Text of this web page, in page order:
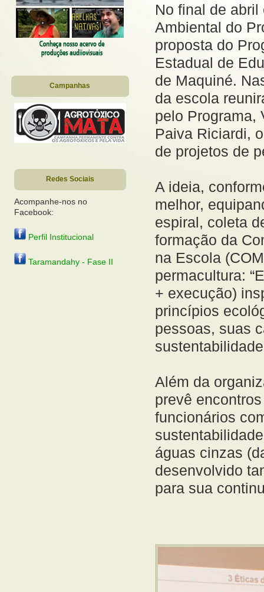
Campanhas
Redes Sociais
Acompanhe-nos no
Facebook:
Perfil Institucional
Taramandahy - Fase II
No final de
Ambiental do
proposta do
Estadual de
de Maquiné.
da escola
pelo Programa,
Paiva Riciardi,
de projetos de
A ideia,
melhor,
espiral, coleta
formação da
na Escola
permacultura:
+ execução)
princípios
pessoas, suas
Além da
prevê
funcionários
águas cinzas
desenvolvido
para sua